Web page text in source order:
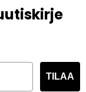
TILAA